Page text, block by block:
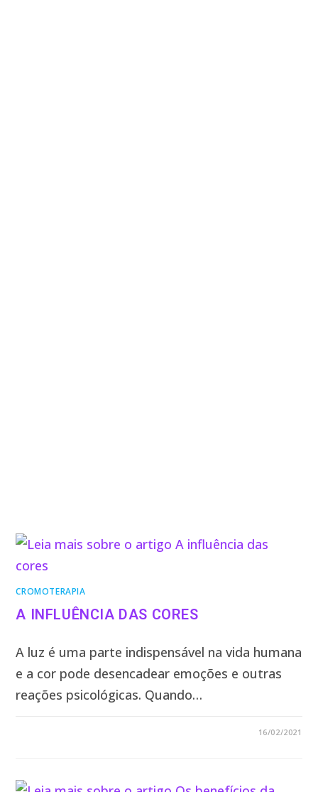
CROMOTERAPIA
A INFLUÊNCIA DAS CORES
A luz é uma parte indispensável na vida humana
e a cor pode desencadear emoções e outras
reações psicológicas. Quando…
16/02/2021